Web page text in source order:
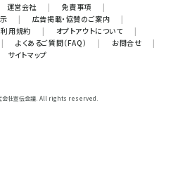
運営会社 | 免責事項
|
| 広告掲載・協賛のご案内
|
利用規約 | オプトアウトについて
|
| よくあるご質問（FAQ） | お問合せ
|
サイトマップ
会社宣伝会議. All rights reserved.